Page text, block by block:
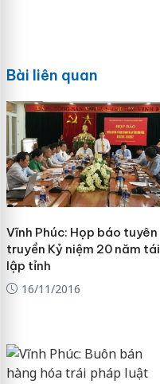
Bài liên quan
Vĩnh Phúc: Họp báo tuyên
truyền Kỷ niệm 20 năm tái
lập tỉnh
16/11/2016